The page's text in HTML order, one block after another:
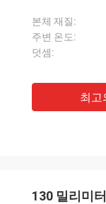
본체 재질:
주변 온도:
덧셈:
최고
130 밀리미